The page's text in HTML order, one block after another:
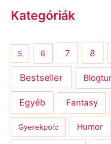
Kategóriák
5 6 7 8
Bestseller
Egyéb Fantasy
Gyerekpolc Humor